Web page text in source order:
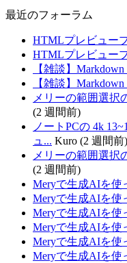
最近のフォーラム
HTMLプレビュー
HTMLプレビュー
【雑談】
【雑談】
メリーの範囲選択
(2 週間前)
ノートPCの 4k
ュ... Kuro (2 週間前)
メリーの範囲選択
(2 週間前)
Meryで生成AIを使
Meryで生成AIを使
Meryで生成AIを使
Meryで生成AIを使
Meryで生成AIを使
Meryで生成AIを使